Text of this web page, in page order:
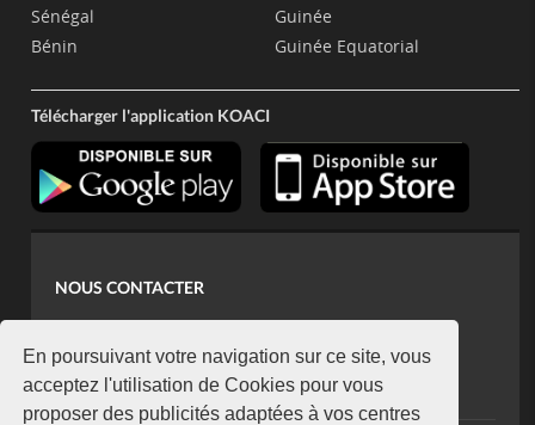
En poursuivant votre navigation sur ce site, vous
acceptez l'utilisation de Cookies pour vous
proposer des publicités adaptées à vos centres
Sénégal
Bénin
Guinée
Guinée Equatorial
Télécharger l'application KOACI
NOUS CONTACTER
koaci@yahoo.fr
+225 07 08 85 52 93